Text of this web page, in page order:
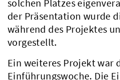
solchen Platzes
der Präsentation wurde
während des Projektes
vorgestellt.
Ein weiteres Projekt war
Einführungswoche. Die